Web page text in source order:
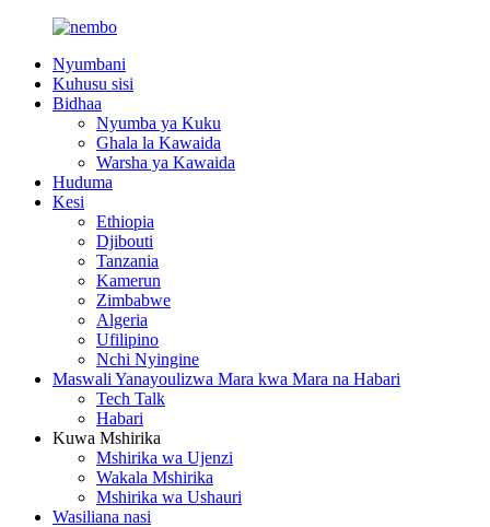
Nyumbani
Kuhusu sisi
Bidhaa
Nyumba ya Kuku
Ghala la Kawaida
Warsha ya Kawaida
Huduma
Kesi
Ethiopia
Djibouti
Tanzania
Kamerun
Zimbabwe
Algeria
Ufilipino
Nchi Nyingine
Maswali Yanayoulizwa Mara kwa Mara na Habari
Tech Talk
Habari
Kuwa Mshirika
Mshirika wa Ujenzi
Wakala Mshirika
Mshirika wa Ushauri
Wasiliana nasi